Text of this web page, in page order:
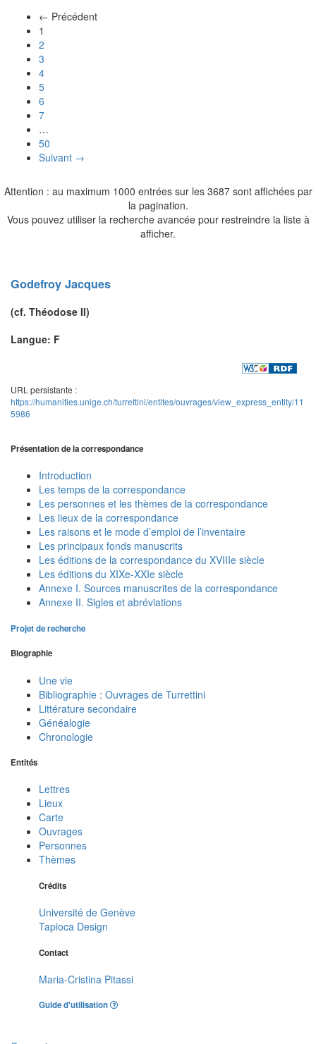
← Précédent
1
2
3
4
5
6
7
…
50
Suivant →
Attention : au maximum 1000 entrées sur les 3687 sont affichées par
la pagination.
Vous pouvez utiliser la recherche avancée pour restreindre la liste à
afficher.
Godefroy Jacques
(cf. Théodose II)
Langue: F
URL persistante :
https://humanities.unige.ch/turrettini/entites/ouvrages/view_express_entity/11
5986
Présentation de la correspondance
Introduction
Les temps de la correspondance
Les personnes et les thèmes de la correspondance
Les lieux de la correspondance
Les raisons et le mode d’emploi de l’inventaire
Les principaux fonds manuscrits
Les éditions de la correspondance du XVIIIe siècle
Les éditions du XIXe-XXIe siècle
Annexe I. Sources manuscrites de la correspondance
Annexe II. Sigles et abréviations
Projet de recherche
Biographie
Une vie
Bibliographie : Ouvrages de Turrettini
Littérature secondaire
Généalogie
Chronologie
Entités
Lettres
Lieux
Carte
Ouvrages
Personnes
Thèmes
Crédits
Université de Genève
Tapioca Design
Contact
Maria-Cristina Pitassi
Guide d'utilisation